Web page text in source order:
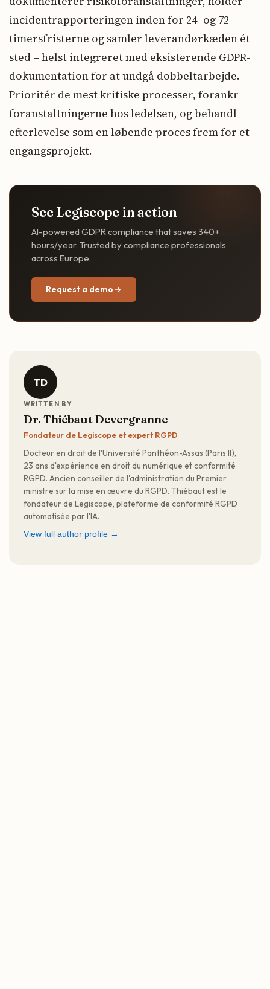
incidentrapporteringen inden for 24- og 72-
timersfristerne og samler leverandørkæden ét
sted – helst integreret med eksisterende GDPR-
dokumentation for at undgå dobbeltarbejde.
Prioritér de mest kritiske processer, forankr
foranstaltningerne hos ledelsen, og behandl
efterlevelse som en løbende proces frem for et
engangsprojekt.
See Legiscope in action
AI-powered GDPR compliance that saves 340+
hours/year. Trusted by compliance professionals
across Europe.
Request a demo
TD
WRITTEN BY
Dr. Thiébaut Devergranne
Fondateur de Legiscope et expert RGPD
Docteur en droit de l'Université Panthéon-Assas (Paris II),
23 ans d'expérience en droit du numérique et conformité
RGPD. Ancien conseiller de l'administration du Premier
ministre sur la mise en œuvre du RGPD. Thiébaut est le
fondateur de Legiscope, plateforme de conformité RGPD
automatisée par l'IA.
View full author profile →